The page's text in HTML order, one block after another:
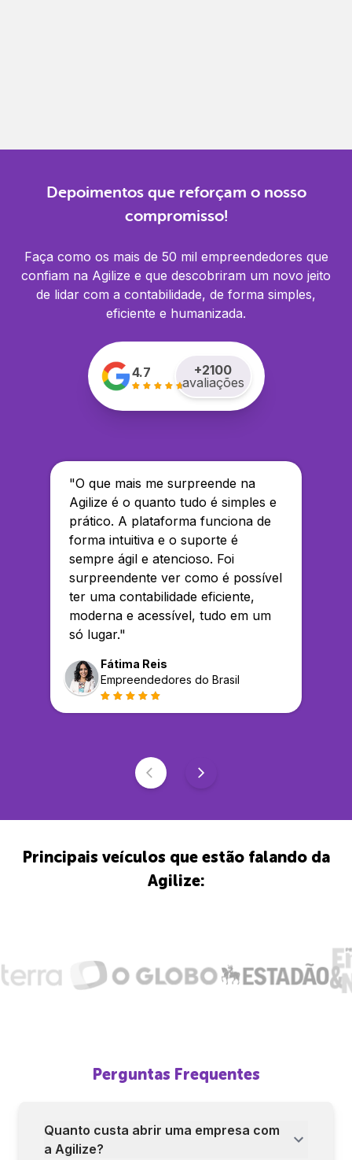
Depoimentos que reforçam o nosso
compromisso!
Faça como os mais de 50 mil empreendedores que
confiam na Agilize e que descobriram um novo jeito
de lidar com a contabilidade, de forma simples,
eficiente e humanizada.
4.7 +2100
avaliações
"O que mais me surpreende na
Agilize é o quanto tudo é simples e
prático. A plataforma funciona de
forma intuitiva e o suporte é
sempre ágil e atencioso. Foi
surpreendente ver como é possível
ter uma contabilidade eficiente,
moderna e acessível, tudo em um
só lugar."
Fátima Reis
Empreendedores do Brasil
Principais veículos que estão falando da
Agilize:
Perguntas Frequentes
Quanto custa abrir uma empresa com
a Agilize?